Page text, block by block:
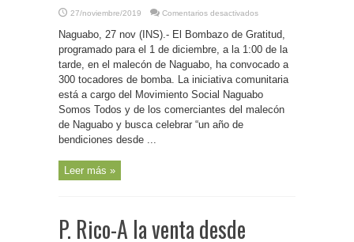
27/noviembre/2019 Comentarios desactivados
Rico-
Convocan
a
300
tocadores
bomba
malecón
de
Naguabo, 27 nov (INS).- El Bombazo de Gratitud,
programado para el 1 de diciembre, a la 1:00 de la
tarde, en el malecón de Naguabo, ha convocado a
300 tocadores de bomba. La iniciativa comunitaria
está a cargo del Movimiento Social Naguabo
Somos Todos y de los comerciantes del malecón
de Naguabo y busca celebrar “un año de
bendiciones desde ...
Leer más »
P. Rico-A la venta desde